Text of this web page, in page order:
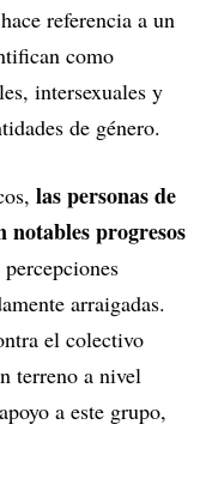
referencia a un
como
intersexuales y
de género.
las personas de
progresos
arraigadas.
el colectivo
terreno a nivel
a este grupo,